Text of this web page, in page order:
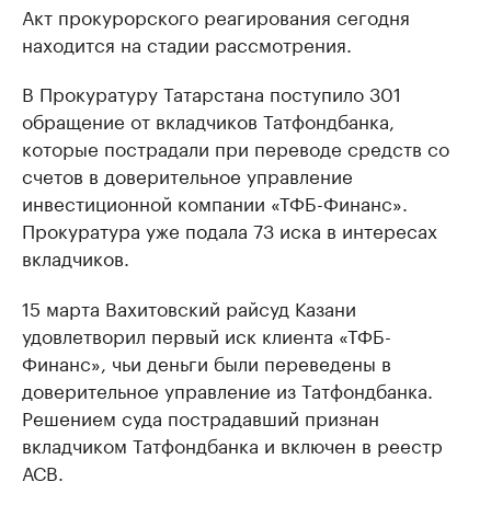
Акт прокурорского реагирования сегодня
находится на стадии рассмотрения.
В Прокуратуру Татарстана поступило 301
обращение от вкладчиков Татфондбанка,
которые пострадали при переводе средств со
счетов в доверительное управление
инвестиционной компании «ТФБ-Финанс».
Прокуратура уже подала 73 иска в интересах
вкладчиков.
15 марта Вахитовский райсуд Казани
удовлетворил первый иск клиента «ТФБ-
Финанс», чьи деньги были переведены в
доверительное управление из Татфондбанка.
Решением суда пострадавший признан
вкладчиком Татфондбанка и включен в реестр
АСВ.